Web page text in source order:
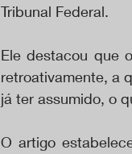
Tribunal Federal.
Ele destacou que
retroativamente, a
já ter assumido, o
O artigo